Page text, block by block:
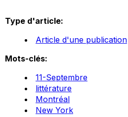
Type d'article:
Article d'une publication
Mots-clés:
11-Septembre
littérature
Montréal
New York